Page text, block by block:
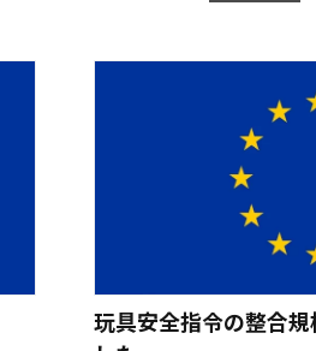
玩具安全指令の整合